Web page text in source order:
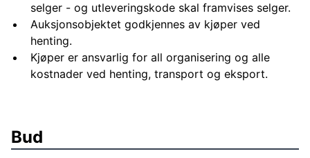
selger - og utleveringskode skal framvises selger.
Auksjonsobjektet godkjennes av kjøper ved
henting.
Kjøper er ansvarlig for all organisering og alle
kostnader ved henting, transport og eksport.
Bud